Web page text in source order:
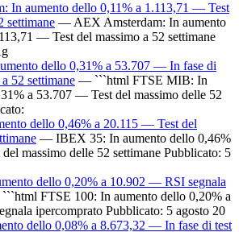
In aumento dello 0,11% a 1.113,71 — Test
settimane — AEX Amsterdam: In aumento
— Test del massimo a 52 settimane
dello 0,31% a 53.707 — In fase di
52 settimane — ```html FTSE MIB: In
a 53.707 — Test del massimo delle 52
dello 0,46% a 20.115 — Test del
— IBEX 35: In aumento dello 0,46%
massimo delle 52 settimane Pubblicato: 5
dello 0,20% a 10.902 — RSI segnala
FTSE 100: In aumento dello 0,20% a
ipercomprato Pubblicato: 5 agosto 20
dello 0,08% a 8.673,32 — In fase di test